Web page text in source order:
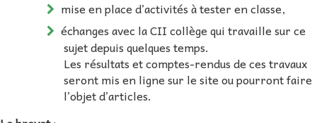
mise en place d’activités à tester en classe,
échanges avec la CII collège qui travaille sur ce
sujet depuis quelques temps.
Les résultats et comptes-rendus de ces travaux
seront mis en ligne sur le site ou pourront faire
l’objet d’articles.